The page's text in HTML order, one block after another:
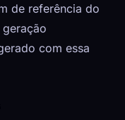
de referência do
com essa